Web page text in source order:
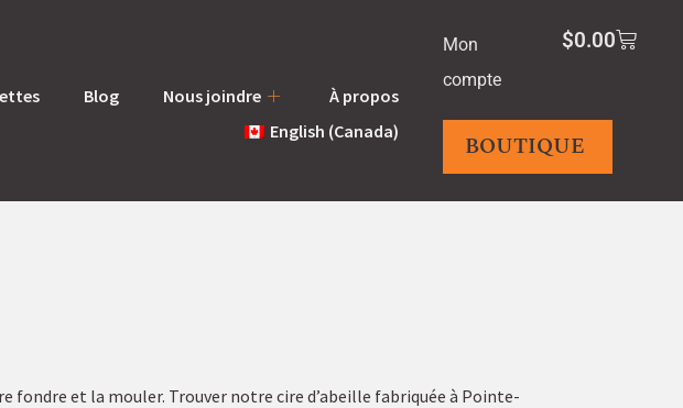
Blog Nous joindre
À propos
English (Canada)
Mon
compte
$0.00
BOUTIQUE
fondre et la mouler. Trouver notre cire d’abeille fabriquée à Pointe-